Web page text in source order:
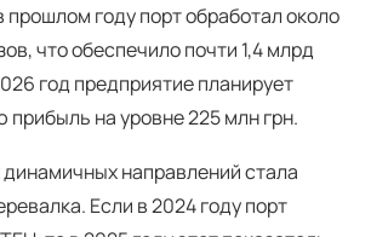
прошлом году порт обработал около
что обеспечило почти 1,4 млрд
год предприятие планирует
прибыль на уровне 225 млн грн.
направлений стала
Если в 2024 году порт